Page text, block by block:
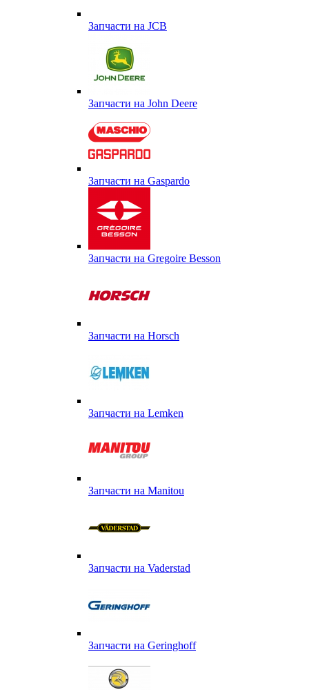
Запчасти на JCB
Запчасти на John Deere
Запчасти на Gaspardo
Запчасти на Gregoire Besson
Запчасти на Horsch
Запчасти на Lemken
Запчасти на Manitou
Запчасти на Vaderstad
Запчасти на Geringhoff